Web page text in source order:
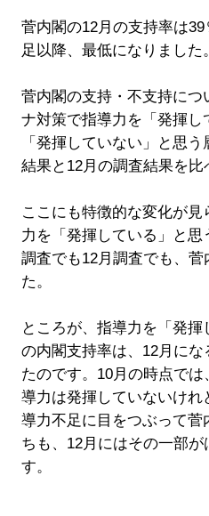
菅内閣の12月の支持率は
足以降、最低になりました。
菅内閣の支持・不支持につ
ナ対策で指導力を「発揮し
「発揮していない」と思
結果と12月の調査結果を比
ここにも特徴的な変化が
力を「発揮している」と思
調査でも12月調査でも、
た。
ところが、指導力を「発
の内閣支持率は、12月に
たのです。10月の時点で
導力は発揮していないけ
導力不足に目をつぶって菅
ちも、12月にはその一部が
す。